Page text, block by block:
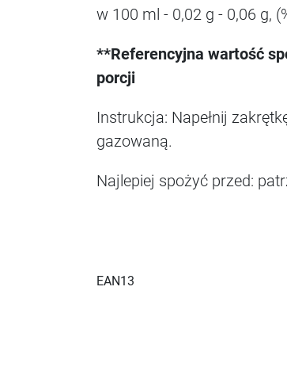
w 100 ml - 0,02 g - 0,06 g,
**Referencyjna wartość
porcji
Instrukcja: Napełnij
gazowaną.
Najlepiej spożyć przed:
EAN13